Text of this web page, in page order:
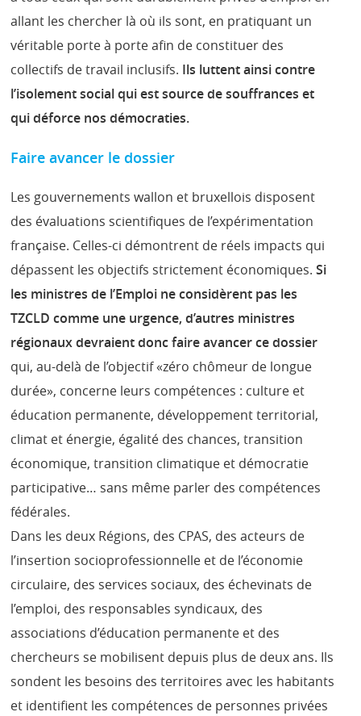
allant les chercher là où ils sont, en pratiquant un
véritable porte à porte afin de constituer des
collectifs de travail inclusifs. Ils luttent ainsi contre
l’isolement social qui est source de souffrances et
qui déforce nos démocraties.
Faire avancer le dossier
Les gouvernements wallon et bruxellois disposent
des évaluations scientifiques de l’expérimentation
française. Celles-ci démontrent de réels impacts qui
dépassent les objectifs strictement économiques.Si
les ministres de l’Emploi ne considèrent pas les
TZCLD comme une urgence, d’autres ministres
régionaux devraient donc faire avancer ce dossier
qui, au-delà de l’objectif «zéro chômeur de longue
durée», concerne leurs compétences : culture et
éducation permanente, développement territorial,
climat et énergie, égalité des chances, transition
économique, transition climatique et démocratie
participative… sans même parler des compétences
fédérales.
Dans les deux Régions, des CPAS, des acteurs de
l’insertion socioprofessionnelle et de l’économie
circulaire, des services sociaux, des échevinats de
l’emploi, des responsables syndicaux, des
associations d’éducation permanente et des
chercheurs se mobilisent depuis plus de deux ans. Ils
sondent les besoins des territoires avec les habitants
et identifient les compétences de personnes privées